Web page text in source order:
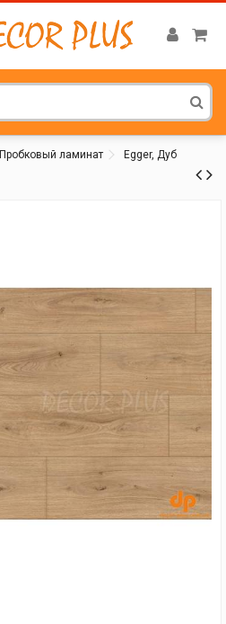
Пробковый ламинат
Egger, Дуб